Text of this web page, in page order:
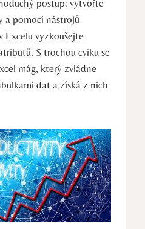
postup: vytvořte
a pomocí nástrojů
vyzkoušejte
S trochou cviku se
mág, který zvládne
dat a získá z nich